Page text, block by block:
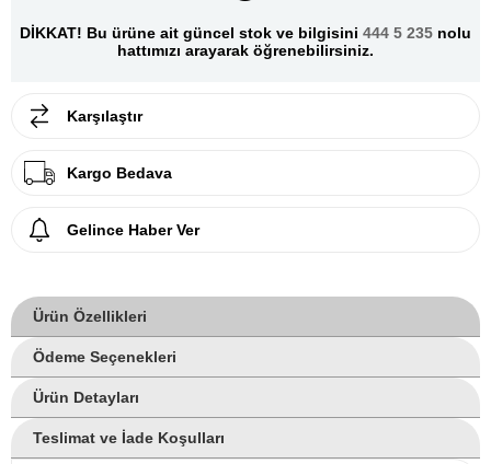
DİKKAT! Bu ürüne ait güncel stok ve bilgisini 444 5 235 nolu
hattımızı arayarak öğrenebilirsiniz.
Karşılaştır
Kargo Bedava
Gelince Haber Ver
Ürün Özellikleri
Ödeme Seçenekleri
Ürün Detayları
Teslimat ve İade Koşulları